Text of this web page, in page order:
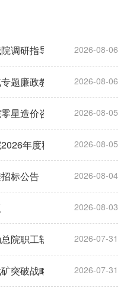
2026-08-06
调研指导
2026-08-06
题廉政教育暨集体廉政谈
2026-08-05
星造价咨询框架协议询价
2026-08-05
年度秋季工作服采购项
2026-08-04
标公告
2026-08-03
2026-07-31
院职工斩获2026年安徽省
2026-07-31
突破战略